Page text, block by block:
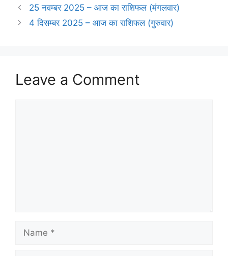
25 नवम्बर 2025 – आज का राशिफल (मंगलवार)
4 दिसम्बर 2025 – आज का राशिफल (गुरुवार)
Leave a Comment